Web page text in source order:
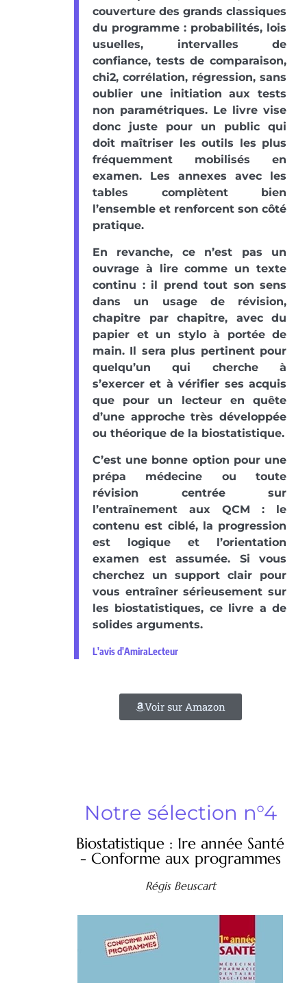
couverture des grands classiques
du programme : probabilités, lois
usuelles, intervalles de
confiance, tests de comparaison,
chi2, corrélation, régression, sans
oublier une initiation aux tests
non paramétriques. Le livre vise
donc juste pour un public qui
doit maîtriser les outils les plus
fréquemment mobilisés en
examen. Les annexes avec les
tables complètent bien
l’ensemble et renforcent son côté
pratique.
En revanche, ce n’est pas un
ouvrage à lire comme un texte
continu : il prend tout son sens
dans un usage de révision,
chapitre par chapitre, avec du
papier et un stylo à portée de
main. Il sera plus pertinent pour
quelqu’un qui cherche à
s’exercer et à vérifier ses acquis
que pour un lecteur en quête
d’une approche très développée
ou théorique de la biostatistique.
C’est une bonne option pour une
prépa médecine ou toute
révision centrée sur
l’entraînement aux QCM : le
contenu est ciblé, la progression
est logique et l’orientation
examen est assumée. Si vous
cherchez un support clair pour
vous entraîner sérieusement sur
les biostatistiques, ce livre a de
solides arguments.
L'avis d'AmiraLecteur
Voir sur Amazon
Notre sélection n°4
Biostatistique : 1re année Santé
- Conforme aux programmes
Régis Beuscart